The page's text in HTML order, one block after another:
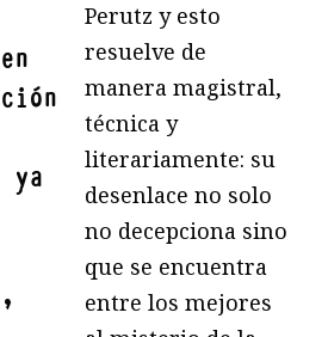
ya
Perutz y esto
resuelve de
manera magistral,
técnica y
literariamente: su
desenlace no solo
no decepciona sino
que se encuentra
entre los mejores